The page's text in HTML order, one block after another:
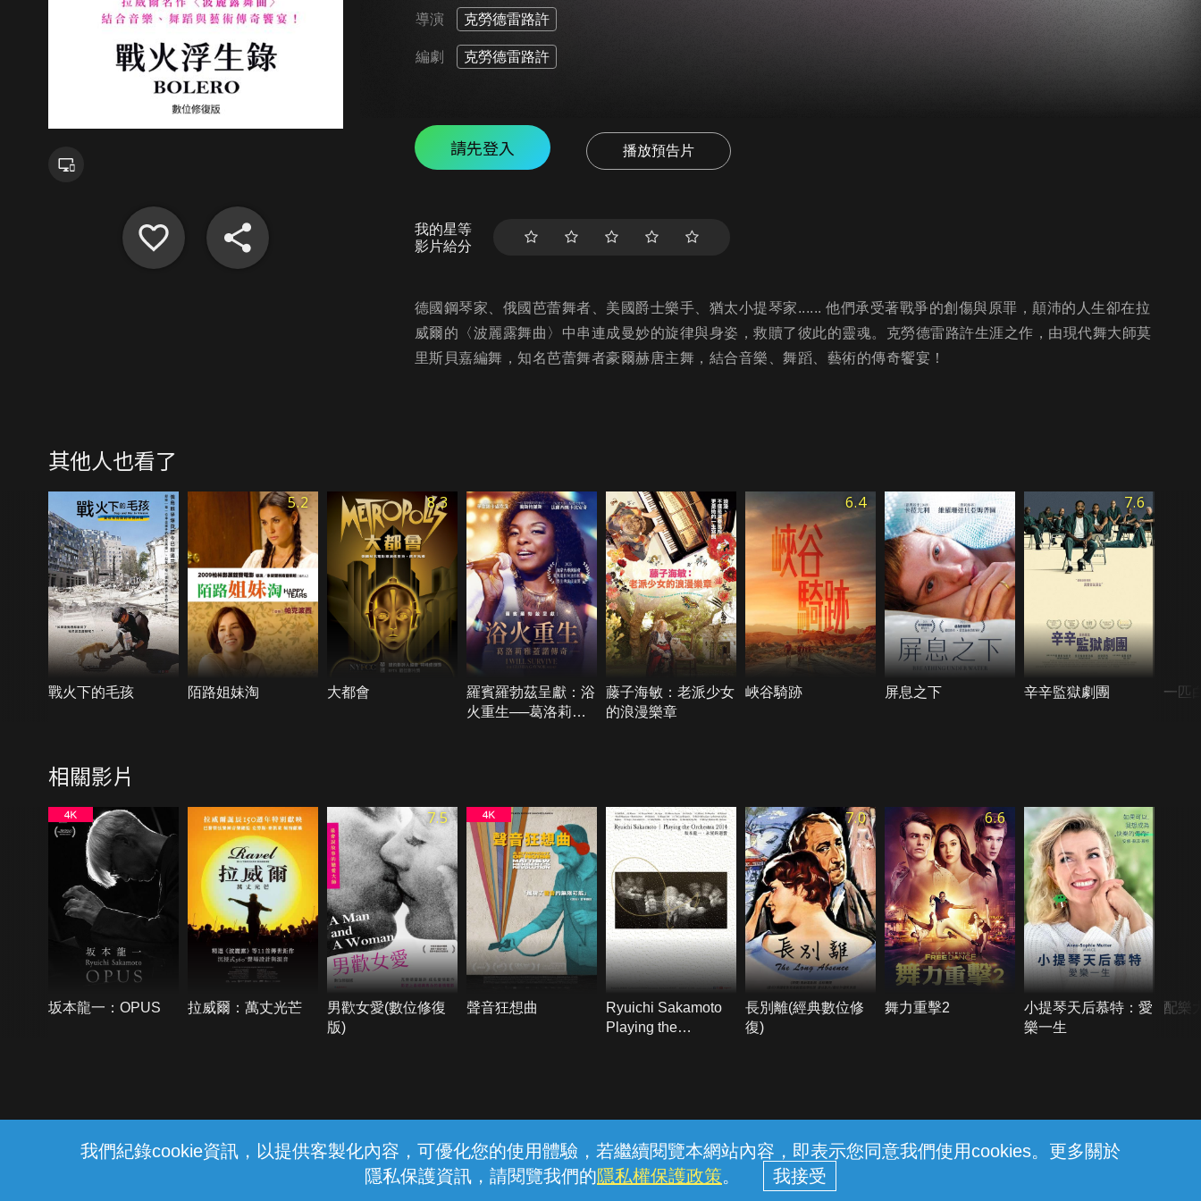
我們紀錄cookie資訊，以提供客製化內容，可優化您的使用體驗，若繼續閱覽本網站內容，即表示您同意我們使用cookies。更多關於
隱私保護資訊，請閱覽我們的隱私權保護政策。
導演 克勞德雷路許
編劇 克勞德雷路許
請先登入 播放預告片
我的星等
影片給分
德國鋼琴家、俄國芭蕾舞者、美國爵士樂手、猶太小提琴家...... 他們承受著戰爭的創傷與原罪，顛沛的人生卻在拉
威爾的〈波麗露舞曲〉中串連成曼妙的旋律與身姿，救贖了彼此的靈魂。克勞德雷路許生涯之作，由現代舞大師莫
里斯貝嘉編舞，知名芭蕾舞者豪爾赫唐主舞，結合音樂、舞蹈、藝術的傳奇饗宴！
其他人也看了
戰火下的毛孩
5.2
陌路姐妹淘
8.3
大都會
羅賓羅勃茲呈獻：浴
火重生──葛洛莉雅
藤子海敏：老派少女
的浪漫樂章
6.4
峽谷騎跡 屏息之下
7.6
辛辛監獄劇團 一匹
相關影片
坂本龍一：OPUS 拉威爾：萬丈光芒
7.5
男歡女愛(數位修復
版)
聲音狂想曲
Ryuichi Sakamoto
Playing the
7.0
長別離(經典數位修
復)
6.6
舞力重擊2
小提琴天后慕特：愛
樂一生
配樂
線上客服 服務條款 隱私權保護
中華電信股份有限公司個人家庭分公司 (統一編號：96979949) © 2026